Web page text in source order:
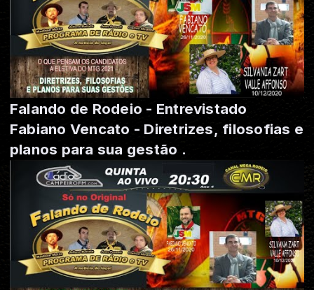
Falando de Rodeio - Entrevistado
Fabiano Vencato - Diretrizes, filosofias e
planos para sua gestão .